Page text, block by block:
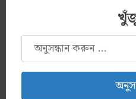
অনুসন্ধানঃ